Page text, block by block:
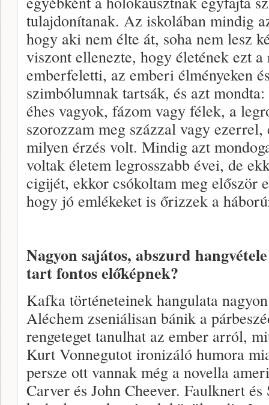
tulajdonítanak. Az iskolában mindig
hogy aki nem élte át, soha nem lesz
viszont ellenezte, hogy életének ezt
emberfeletti, az emberi élményeken
szimbólumnak tartsák, és azt
éhes vagyok, fázom vagy félek, a
szorozzam meg százzal vagy
milyen érzés volt. Mindig azt
voltak életem legrosszabb évei, de
cigijét, ekkor csókoltam meg először
hogy jó emlékeket is őrizzek a
Nagyon sajátos, abszurd
tart fontos előképnek?
Kafka történeteinek hangulata
Aléchem zseniálisan bánik a
rengeteget tanulhat az ember arról,
Kurt Vonnegutot ironizáló humora
persze ott vannak még a novella
Carver és John Cheever. Faulknert